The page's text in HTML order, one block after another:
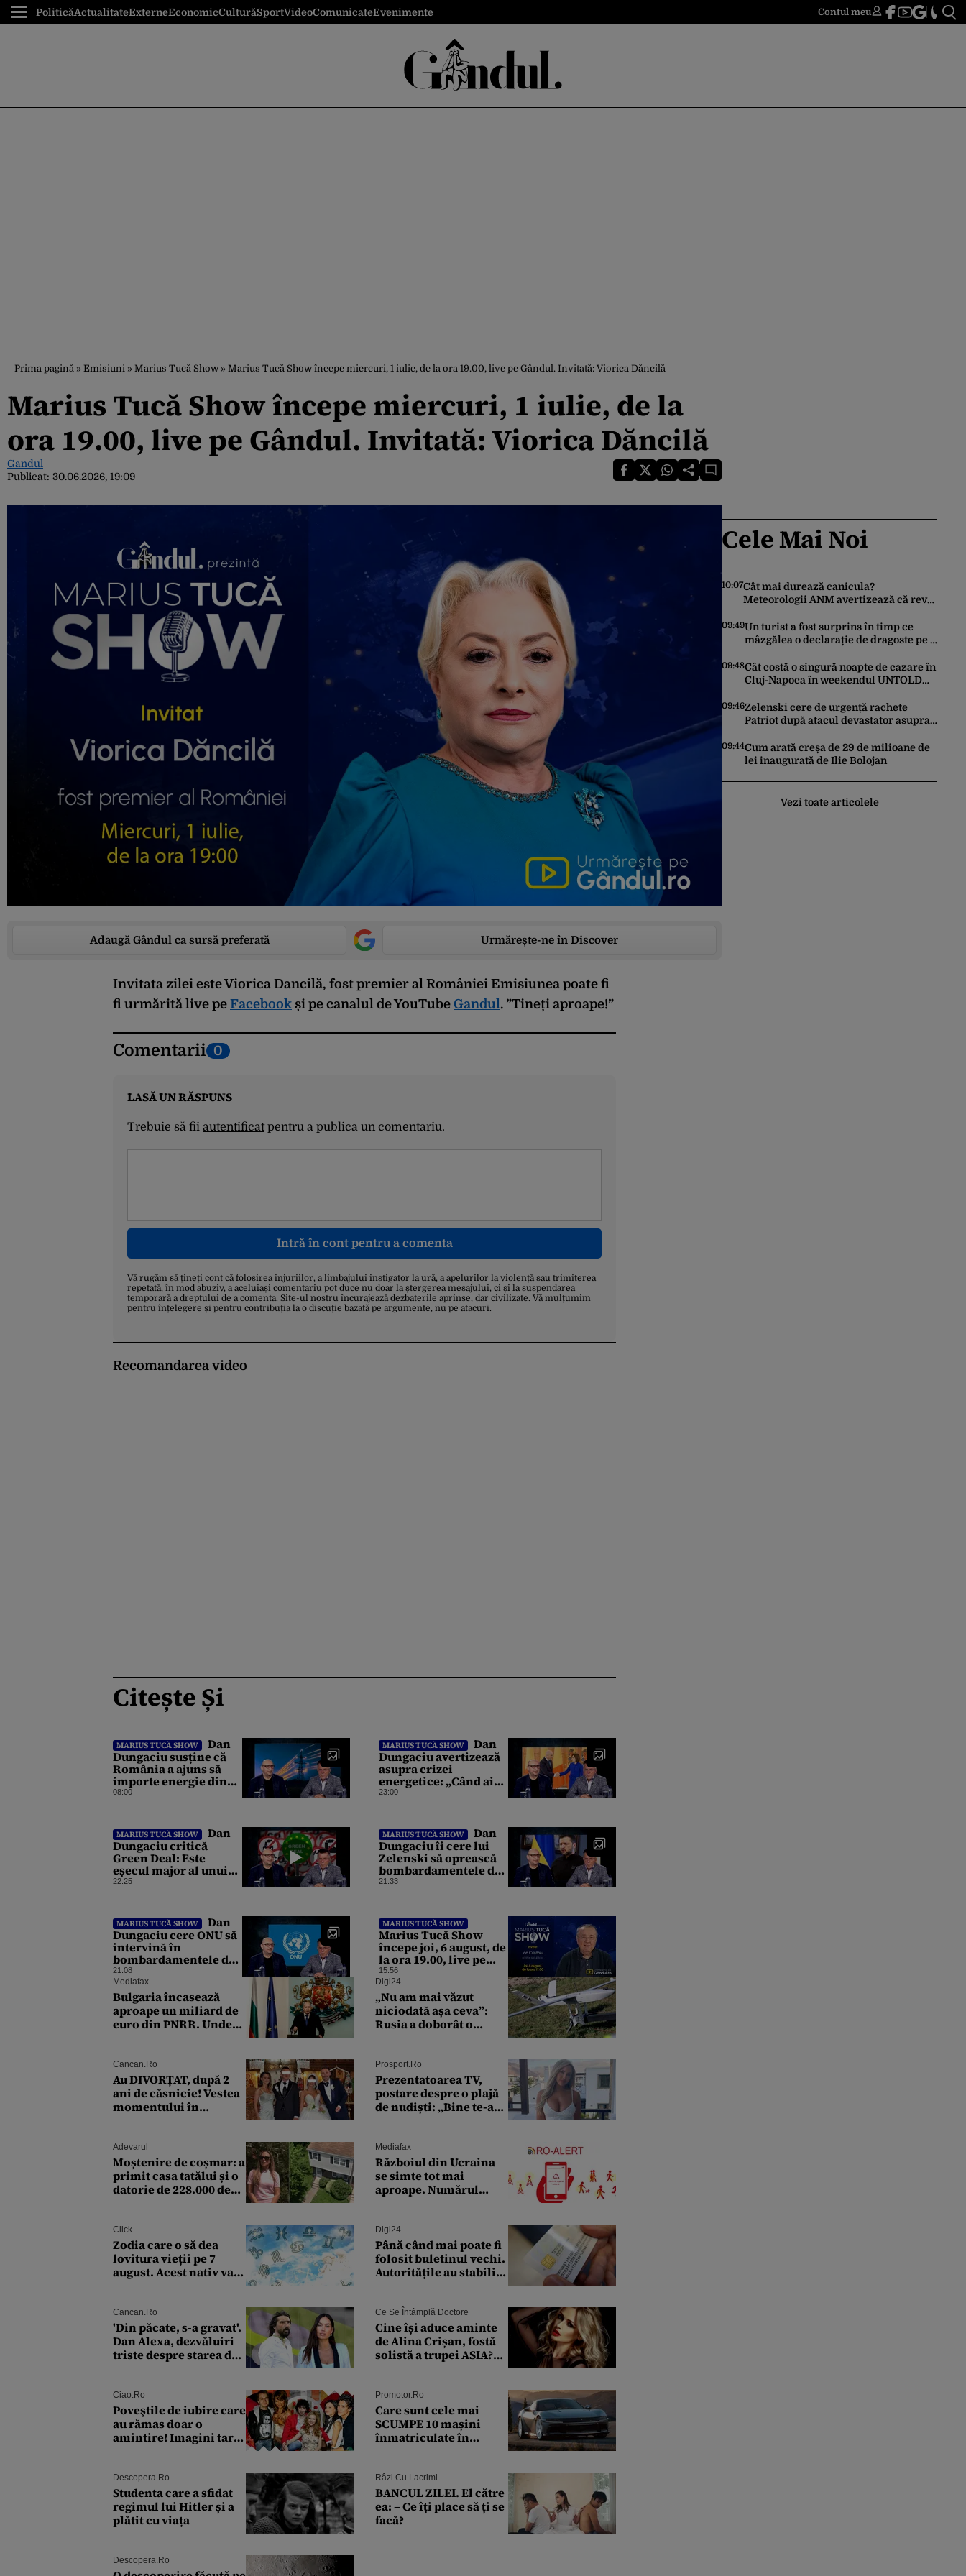
PoliticăActualitateExterneEconomicCulturăSportVideoComunicateEvenimente Contul meu
Prima pagină » Emisiuni » Marius Tucă Show » Marius Tucă Show începe miercuri, 1 iulie, de la ora 19.00, live pe Gândul. Invitată: Viorica Dăncilă
Marius Tucă Show începe miercuri, 1 iulie, de la
ora 19.00, live pe Gândul. Invitată: Viorica Dăncilă
Gandul
Publicat: 30.06.2026, 19:09
Adaugă Gândul ca sursă preferată Urmărește-ne în Discover
Invitata zilei este Viorica Dancilă, fost premier al României Emisiunea poate fi
fi urmărită live pe Facebook și pe canalul de YouTube Gandul. ”Tineți aproape!”
Comentarii 0
LASĂ UN RĂSPUNS
Trebuie să fii autentificatpentru a publica un comentariu.
Intră în cont pentru a comenta
Vă rugăm să țineți cont că folosirea injuriilor, a limbajului instigator la ură, a apelurilor la violență sau trimiterea
repetată, în mod abuziv, a aceluiași comentariu pot duce nu doar la ștergerea mesajului, ci și la suspendarea
temporară a dreptului de a comenta. Site-ul nostru încurajează dezbaterile aprinse, dar civilizate. Vă mulțumim
pentru înțelegere și pentru contribuția la o discuție bazată pe argumente, nu pe atacuri.
Recomandarea video
Citește Și
MARIUS TUCĂ SHOW
Dan
Dungaciu susține că
România a ajuns să
importe energie din
Ucraina din cauza
politic al ultimilor ani
08:00
MARIUS TUCĂ SHOW
Dan
Dungaciu avertizează
asupra crizei
energetice: „Când ai
un vulcan deasupra,
23:00
MARIUS TUCĂ SHOW
Dan
Dungaciu critică
Green Deal: Este
eșecul major al unui
om care a luat 14% la
Olanda
22:25
MARIUS TUCĂ SHOW
Dan
Dungaciu îi cere lui
Zelenski să oprească
bombardamentele din
Marea Neagră: „Aveți
circule”
21:33
MARIUS TUCĂ SHOW
Dan
Dungaciu cere ONU să
intervină în
bombardamentele din
Marea Neagră: Au știut
să o facă în 2022 ca să
salveze grânele
ucrainene
21:08
MARIUS TUCĂ SHOW
Marius Tucă Show
începe joi, 6 august, de
la ora 19.00, live pe
Gândul. Invitat: Ion
Cristoiu
15:56
Mediafax
Bulgaria încasează
aproape un miliard de
euro din PNRR. Unde
Digi24
„Nu am mai văzut
niciodată așa ceva”:
Rusia a doborât o
institut de cercetare
Cancan.ro
Au DIVORȚAT, după 2
ani de căsnicie! Vestea
momentului în
Prosport.ro
Prezentatoarea TV,
postare despre o plajă
de nudiști: „Bine te-am
Adevarul
Moștenire de coșmar: a
primit casa tatălui și o
datorie de 228.000 de
Mediafax
Războiul din Ucraina
se simte tot mai
aproape. Numărul
Click
Zodia care o să dea
lovitura vieții pe 7
august. Acest nativ va
Digi24
Până când mai poate fi
folosit buletinul vechi.
Autoritățile au stabilit
identitate model 1997
Cancan.ro
'Din păcate, s-a gravat'.
Dan Alexa, dezvăluiri
triste despre starea de
avut cu două zile în
urmă
Ce Se Întâmplă Doctore
Cine își aduce aminte
de Alina Crișan, fostă
solistă a trupei ASIA?
închisoare cu
suspendare. Ce
acuzații i se aduc
Ciao.ro
Poveştile de iubire care
au rămas doar o
amintire! Imagini tari
Măruţă şi foştii
parteneri
Promotor.ro
Care sunt cele mai
SCUMPE 10 mașini
înmatriculate în
Descopera.ro
Studenta care a sfidat
regimul lui Hitler și a
plătit cu viața
Râzi Cu Lacrimi
BANCUL ZILEI. El către
ea: – Ce îți place să ți se
facă?
Descopera.ro
Cele Mai Noi
10:07Cât mai durează canicula?
Meteorologii ANM avertizează că revin
zonele vizate, începând chiar de azi
09:49Un turist a fost surprins în timp ce
mâzgălea o declarație de dragoste pe o
stârnit o furtună de comentarii pe
internet
09:48Cât costă o singură noapte de cazare în
Cluj-Napoca în weekendul UNTOLD
record
09:46Zelenski cere de urgență rachete
Patriot după atacul devastator asupra
toate birocrațiile”
09:44Cum arată creșa de 29 de milioane de
lei inaugurată de Ilie Bolojan
Vezi toate articolele